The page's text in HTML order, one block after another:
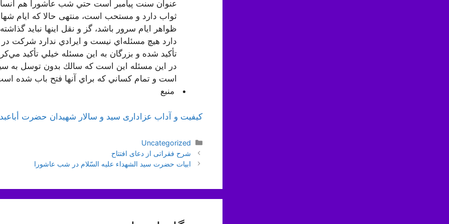
عنوان سنت پيامبر است حتي شب عاشورا هم
ثواب دارد و مستحب است، منتهی حالا که ایام
ظواهر ايام سرور باشد، گز و نقل اينها نبايد
دارد هيچ مسئله‌اي نيست و ايرادي ندارد شركت
تأكيد شده و بزرگان به اين مسئله خيلي تأكيد
در اين مسئله اين است كه سالك بدون توسل به
است و تمام كساني كه براي آنها فتح باب شده
منبع
کیفیت و آداب عزاداری سید و سالار شهیدان حضرت
دسته‌ها
Uncategorized
ناوبری
نوشته‌ها
شرح فقراتی از دعای افتتاح
ابيات‌ حضرت‌ سيد الشهداء عليه‌ السّلام‌ در شب‌ عاشورا